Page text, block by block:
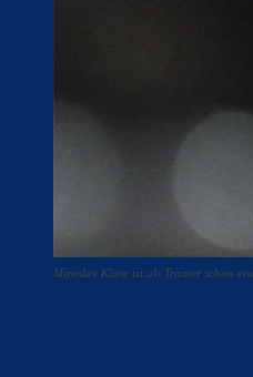
Miroslav Klose ist als Trainer schon